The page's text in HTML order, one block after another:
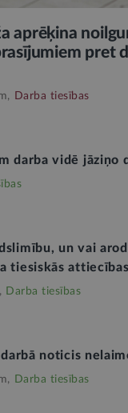
aprēķina
pret
Darba tiesības
darba vidē jāziņo
un vai
tiesiskās attiecības
Darba tiesības
noticis
Darba tiesības